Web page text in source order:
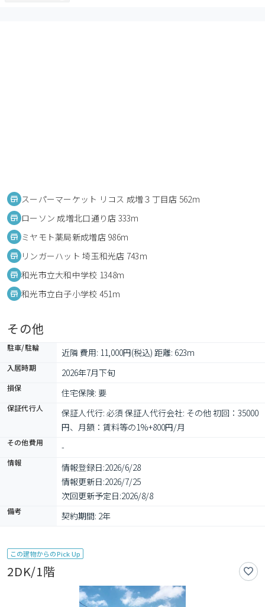
スーパーマーケット リコス 成増３丁目店 562m
ローソン 成増北口通り店 333m
ミヤモト薬局新成増店 986m
リンガーハット 埼玉和光店 743m
和光市立大和中学校 1348m
和光市立白子小学校 451m
その他
駐車/駐輪 近隣 費用: 11,000円(税込) 距離: 623m
入居時期 2026年7月下旬
損保 住宅保険: 要
保証代行人
保証人代行: 必須 保証人代行会社: その他 初回：35000
円、月額：賃料等の1%+800円/月
その他費用 -
情報 情報登録日:2026/6/28
情報更新日:2026/7/25
次回更新予定日:2026/8/8
備考 契約期間: 2年
この建物からのPick Up
2DK/1階